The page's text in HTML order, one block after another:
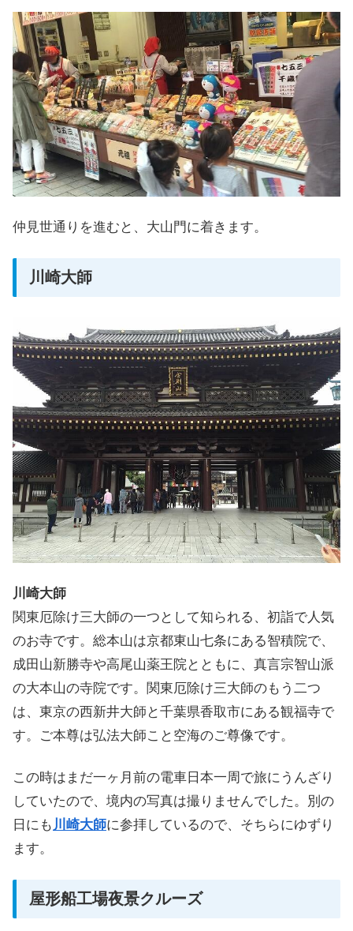
仲見世通りを進むと、大山門に着きます。
川崎大師
川崎大師
関東厄除け三大師の一つとして知られる、初詣で人気
のお寺です。総本山は京都東山七条にある智積院で、
成田山新勝寺や高尾山薬王院とともに、真言宗智山派
の大本山の寺院です。関東厄除け三大師のもう二つ
は、東京の西新井大師と千葉県香取市にある観福寺で
す。ご本尊は弘法大師こと空海のご尊像です。
この時はまだ一ヶ月前の電車日本一周で旅にうんざり
していたので、境内の写真は撮りませんでした。別の
日にも 川崎大師に参拝しているので、そちらにゆずり
ます。
屋形船工場夜景クルーズ